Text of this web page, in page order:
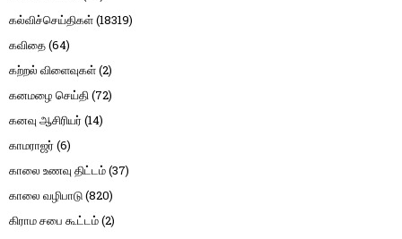
கல்விச்செய்திகள்(18319)
கவிதை(64)
கற்றல் விளைவுகள்(2)
கனமழை செய்தி(72)
கனவு ஆசிரியர் (14)
காமராஜர் (6)
காலை உணவு திட்டம்(37)
காலை வழிபாடு(820)
கிராம சபை கூட்டம்(2)